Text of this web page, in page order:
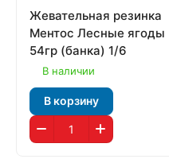
Жевательная резинка
Ментос Лесные ягоды
54гр (банка) 1/6
В наличии
В корзину